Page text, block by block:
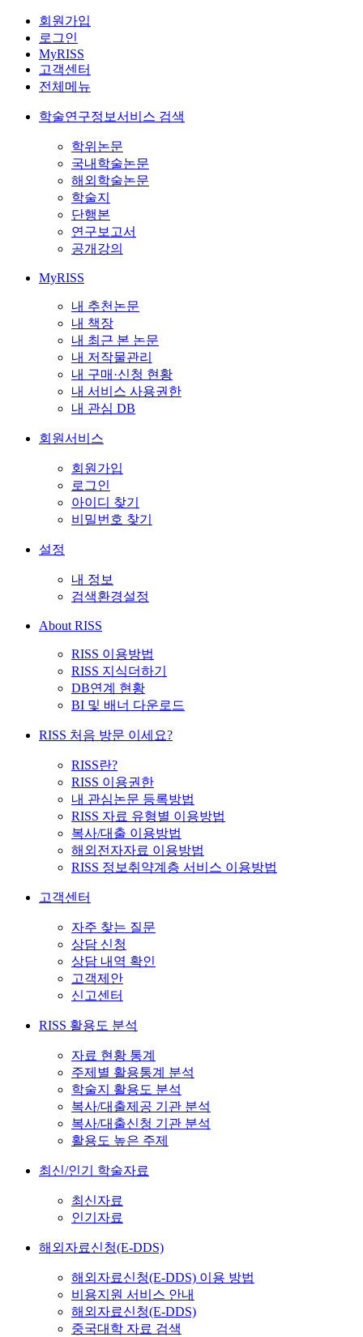
회원가입
로그인
MyRISS
고객센터
전체메뉴
학술연구정보서비스 검색
학위논문
국내학술논문
해외학술논문
학술지
단행본
연구보고서
공개강의
MyRISS
내 추천논문
내 책장
내 최근 본 논문
내 저작물관리
내 구매·신청 현황
내 서비스 사용권한
내 관심 DB
회원서비스
회원가입
로그인
아이디 찾기
비밀번호 찾기
설정
내 정보
검색환경설정
About RISS
RISS 이용방법
RISS 지식더하기
DB연계 현황
BI 및 배너 다운로드
RISS 처음 방문 이세요?
RISS란?
RISS 이용권한
내 관심논문 등록방법
RISS 자료 유형별 이용방법
복사/대출 이용방법
해외전자자료 이용방법
RISS 정보취약계층 서비스 이용방법
고객센터
자주 찾는 질문
상담 신청
상담 내역 확인
고객제안
신고센터
RISS 활용도 분석
자료 현황 통계
주제별 활용통계 분석
학술지 활용도 분석
복사/대출제공 기관 분석
복사/대출신청 기관 분석
활용도 높은 주제
최신/인기 학술자료
최신자료
인기자료
해외자료신청(E-DDS)
해외자료신청(E-DDS) 이용 방법
비용지원 서비스 안내
해외자료신청(E-DDS)
중국대학 자료 검색